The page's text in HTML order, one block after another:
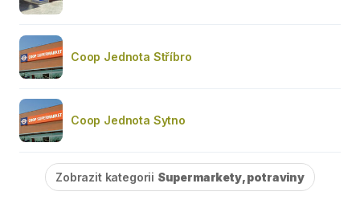
Coop Jednota Stříbro
Coop Jednota Sytno
Zobrazit kategorii Supermarkety, potraviny